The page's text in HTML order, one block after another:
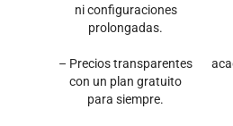
ni configuraciones
prolongadas.
– Precios transparentes
con un plan gratuito
para siempre.